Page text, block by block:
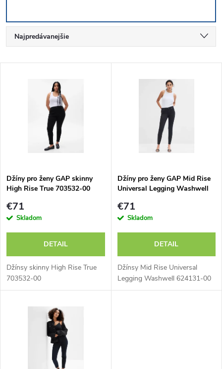
R
a
e
p
r
o
d
Najpredávanejšie
s
p
r
d
u
Džíny pro ženy GAP skinny
High Rise True 703532-00
€71
Skladom
DETAIL
Džínsy skinny High Rise True
703532-00
Džíny pro ženy GAP Mid Rise
Universal Legging Washwell
€71
Skladom
DETAIL
Džínsy Mid Rise Universal
Legging Washwell 624131-00